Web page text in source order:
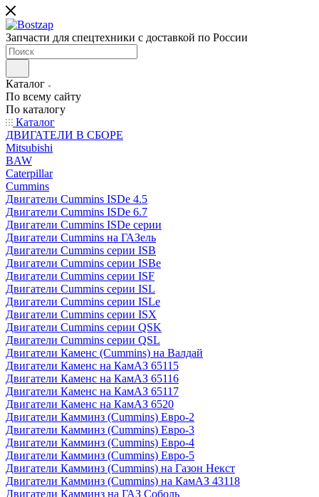
Запчасти для спецтехники с доставкой по России
Каталог
По всему сайту
По каталогу
Каталог
ДВИГАТЕЛИ В СБОРЕ
Mitsubishi
BAW
Caterpillar
Cummins
Двигатели Cummins ISDe 4.5
Двигатели Cummins ISDe 6.7
Двигатели Cummins ISDe серии
Двигатели Cummins на ГАЗель
Двигатели Cummins серии ISB
Двигатели Cummins серии ISBe
Двигатели Cummins серии ISF
Двигатели Cummins серии ISL
Двигатели Cummins серии ISLe
Двигатели Cummins серии ISX
Двигатели Cummins серии QSK
Двигатели Cummins серии QSL
Двигатели Каменс (Cummins) на Валдай
Двигатели Каменс на КамАЗ 65115
Двигатели Каменс на КамАЗ 65116
Двигатели Каменс на КамАЗ 65117
Двигатели Каменс на КамАЗ 6520
Двигатели Камминз (Cummins) Евро-2
Двигатели Камминз (Cummins) Евро-3
Двигатели Камминз (Cummins) Евро-4
Двигатели Камминз (Cummins) Евро-5
Двигатели Камминз (Cummins) на Газон Некст
Двигатели Камминз (Cummins) на КамАЗ 43118
Двигатели Камминз на ГАЗ Соболь